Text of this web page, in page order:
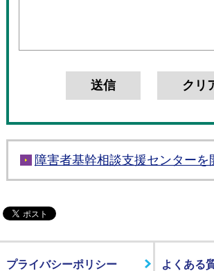
障害者基幹相談支援センターを
プライバシーポリシー よくある